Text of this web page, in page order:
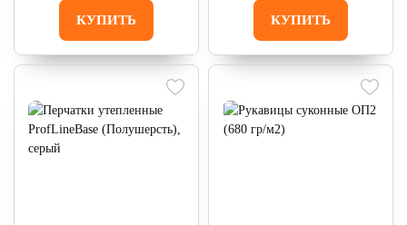
КУПИТЬ КУПИТЬ